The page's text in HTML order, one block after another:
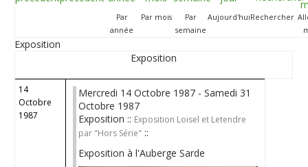
Par
année
Par mois
Par
semaine
Aujourd'huiRechercher
Exposition
Exposition
14
Octobre
1987
Mercredi 14 Octobre 1987 - Samedi 31
Octobre 1987
Exposition :: Exposition Loisel et Letendre
par "Hors Série" ::
Exposition à l'Auberge Sarde